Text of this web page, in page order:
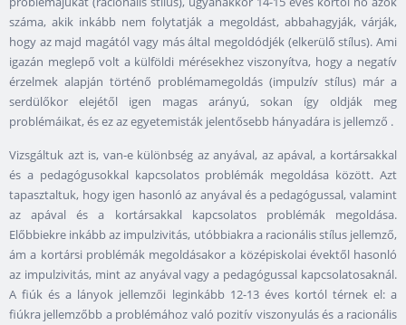
száma, akik inkább nem folytatják a megoldást, abbahagyják, várják,
hogy az majd magától vagy más által megoldódjék (elkerülő stílus). Ami
igazán meglepő volt a külföldi mérésekhez viszonyítva, hogy a negatív
érzelmek alapján történő problémamegoldás (impulzív stílus) már a
serdülőkor elejétől igen magas arányú, sokan így oldják meg
problémáikat, és ez az egyetemisták jelentősebb hányadára is jellemző .
Vizsgáltuk azt is, van-e különbség az anyával, az apával, a kortársakkal
és a pedagógusokkal kapcsolatos problémák megoldása között. Azt
tapasztaltuk, hogy igen hasonló az anyával és a pedagógussal, valamint
az apával és a kortársakkal kapcsolatos problémák megoldása.
Előbbiekre inkább az impulzivitás, utóbbiakra a racionális stílus jellemző,
ám a kortársi problémák megoldásakor a középiskolai évektől hasonló
az impulzivitás, mint az anyával vagy a pedagógussal kapcsolatosaknál.
A fiúk és a lányok jellemzői leginkább 12-13 éves kortól térnek el: a
fiúkra jellemzőbb a problémához való pozitív viszonyulás és a racionális